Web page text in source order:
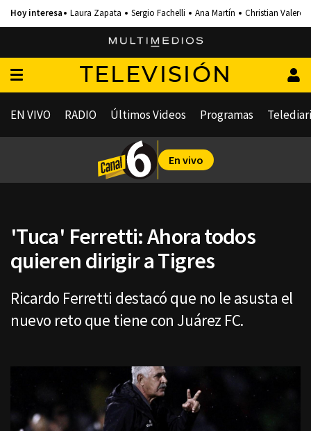
Laura Zapata Sergio Fachelli Ana Martín Christian Valero
TELEVISIÓN
EN VIVO RADIO Últimos Videos Programas
En vivo
'Tuca' Ferretti: Ahora todos
quieren dirigir a Tigres
Ricardo Ferretti destacó que no le asusta el
nuevo reto que tiene con Juárez FC.